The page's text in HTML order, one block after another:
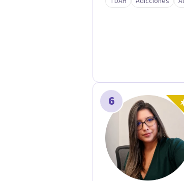
diferencias o
6